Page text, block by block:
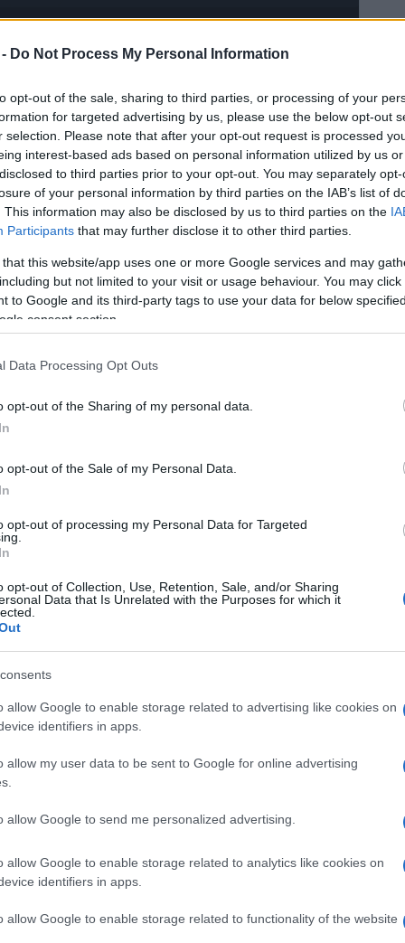
Do Not Process My Personal Information
opt-out of the sale, sharing to third parties, or processing of your
for targeted advertising by us, please use the below opt-out
selection. Please note that after your opt-out request is processed
interest-based ads based on personal information utilized by us
to third parties prior to your opt-out. You may separately
of your personal information by third parties on the IAB’s list of
This information may also be disclosed by us to third parties on the
Participants that may further disclose it to other third parties.
that this website/app uses one or more Google services and may
but not limited to your visit or usage behaviour. You may
to Google and its third-party tags to use your data for below
consent section.
Data Processing Opt Outs
opt-out of the Sharing of my personal data.
opt-out of the Sale of my Personal Data.
opt-out of processing my Personal Data for Targeted
opt-out of Collection, Use, Retention, Sale, and/or Sharing
Data that Is Unrelated with the Purposes for which it
allow Google to enable storage related to advertising like cookies on
identifiers in apps.
allow my user data to be sent to Google for online advertising
allow Google to send me personalized advertising.
allow Google to enable storage related to analytics like cookies on
identifiers in apps.
allow Google to enable storage related to functionality of the website
los que todo el mundo ha estado pensando este
tiene una cultura inmersiva, algunas enseñanzas
para disfrutar, ¡día tras día!
la suerte de poder visitar Sri Lanka
del viaje más increíble con Thomas
las palabras nunca le harán justicia por sí
e incluso las copiosas cantidades de
hacen de este uno de mis lugares favoritos
por las que debería pensar en Sri
más emblemáticos deSri Lankay
hasta la cima de Lion Rock Fortress … solo
de 1.200 escalones en las